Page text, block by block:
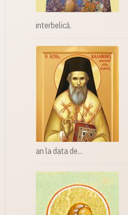
interbelică.
an la data de...